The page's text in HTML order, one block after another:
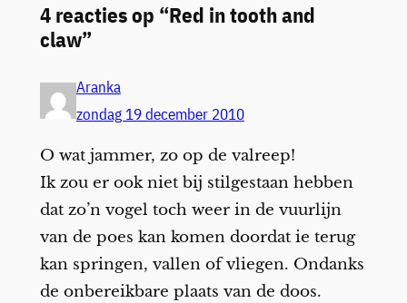
4 reacties op “Red in tooth and
claw”
Aranka
zondag 19 december 2010
O wat jammer, zo op de valreep!
Ik zou er ook niet bij stilgestaan hebben
dat zo’n vogel toch weer in de vuurlijn
van de poes kan komen doordat ie terug
kan springen, vallen of vliegen. Ondanks
de onbereikbare plaats van de doos.